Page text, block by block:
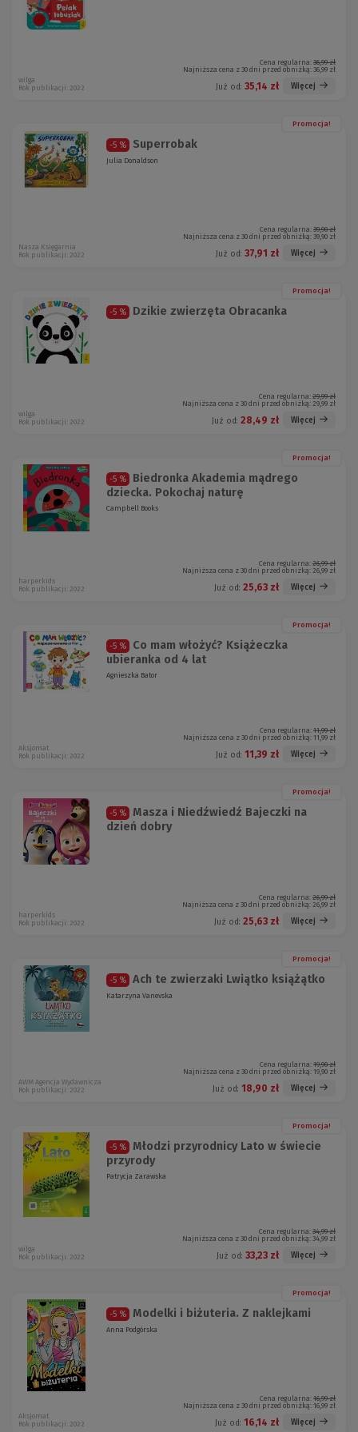
Cena regularna: 36,99 zł
Najniższa cena z 30 dni przed obniżką: 36,99 zł
Już od: 35,14 zł Więcej
wilga
Rok publikacji: 2022
Promocja!
-5 % Superrobak
Julia Donaldson
Cena regularna: 39,90 zł
Najniższa cena z 30 dni przed obniżką: 39,90 zł
Już od: 37,91 zł Więcej
Nasza Księgarnia
Rok publikacji: 2022
Promocja!
-5 % Dzikie zwierzęta Obracanka
Cena regularna: 29,99 zł
Najniższa cena z 30 dni przed obniżką: 29,99 zł
Już od: 28,49 zł Więcej
wilga
Rok publikacji: 2022
Promocja!
-5 %
Biedronka Akademia mądrego
dziecka. Pokochaj naturę
Campbell Books
Cena regularna: 26,99 zł
Najniższa cena z 30 dni przed obniżką: 26,99 zł
Już od: 25,63 zł Więcej
harperkids
Rok publikacji: 2022
Promocja!
-5 %
Co mam włożyć? Książeczka
ubieranka od 4 lat
Agnieszka Bator
Cena regularna: 11,99 zł
Najniższa cena z 30 dni przed obniżką: 11,99 zł
Już od: 11,39 zł Więcej
Aksjomat
Rok publikacji: 2022
Promocja!
-5 %
Masza i Niedźwiedź Bajeczki na
dzień dobry
Cena regularna: 26,99 zł
Najniższa cena z 30 dni przed obniżką: 26,99 zł
Już od: 25,63 zł Więcej
harperkids
Rok publikacji: 2022
Promocja!
-5 % Ach te zwierzaki Lwiątko książątko
Katarzyna Vanevska
Cena regularna: 19,90 zł
Najniższa cena z 30 dni przed obniżką: 19,90 zł
Już od: 18,90 zł Więcej
AWM Agencja Wydawnicza
Rok publikacji: 2022
Promocja!
-5 %
Młodzi przyrodnicy Lato w świecie
przyrody
Patrycja Zarawska
Cena regularna: 34,99 zł
Najniższa cena z 30 dni przed obniżką: 34,99 zł
Już od: 33,23 zł Więcej
wilga
Rok publikacji: 2022
Promocja!
-5 % Modelki i biżuteria. Z naklejkami
Anna Podgórska
Cena regularna: 16,99 zł
Najniższa cena z 30 dni przed obniżką: 16,99 zł
Już od: 16,14 zł Więcej
Aksjomat
Rok publikacji: 2022